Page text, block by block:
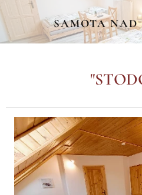
SAMOTANAD